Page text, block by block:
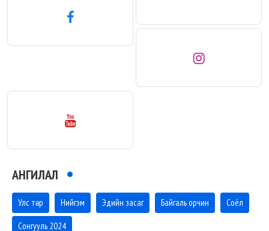
АНГИЛАЛ
Улс төр Нийгэм Эдийн засаг Байгаль орчин Соёл
Сонгууль 2024